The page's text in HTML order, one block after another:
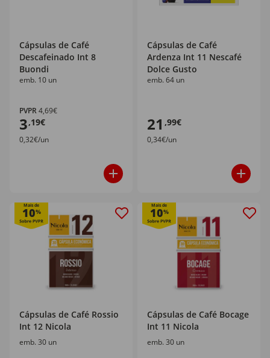
Cápsulas de Café
Descafeinado Int 8
Buondi
emb. 10 un
PVPR4,69€
3,19€
0,32€/un
Cápsulas de Café
Ardenza Int 11 Nescafé
Dolce Gusto
emb. 64 un
21 ,99€
0,34€/un
Mais de
10%
Cápsulas de Café Rossio
Int 12 Nicola
emb. 30 un
Mais de
10%
Cápsulas de Café Bocage
Int 11 Nicola
emb. 30 un